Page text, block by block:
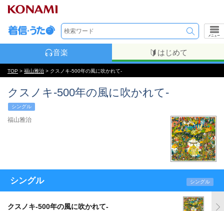
メニュー
音楽 はじめて
TOP > 福山雅治 > クスノキ-500年の風に吹かれて-
クスノキ-500年の風に吹かれて-
シングル
福山雅治
シングル シングル
クスノキ-500年の風に吹かれて-